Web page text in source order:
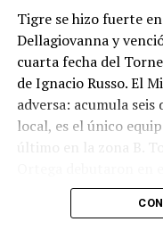
Tigre se hizo fuerte
Dellagiovanna y
cuarta fecha del
de Ignacio Russo. El
adversa: acumula
local, es el único
último en la zona B.
River monopolizó la